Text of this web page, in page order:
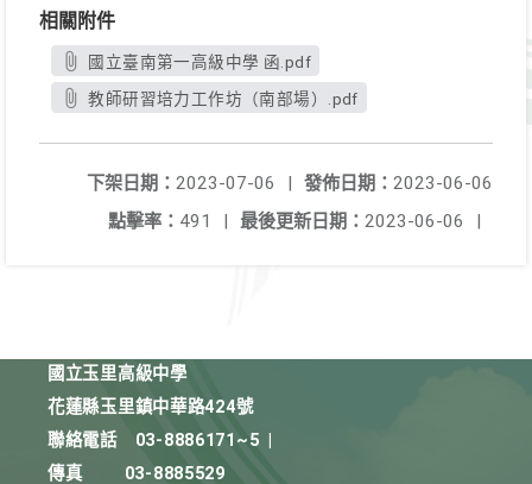
相關附件
國立臺南第一高級中學 函.pdf
教師研習培力工作坊（南部場）.pdf
發佈日期： 2023-06-06
下架日期： 2023-07-06
|
最後更新日期： 2023-06-06 |
點擊率： 491 |
國立玉里高級中學
花蓮縣玉里鎮中華路424號
聯絡電話
03-8886171~5
傳真
03-8885529